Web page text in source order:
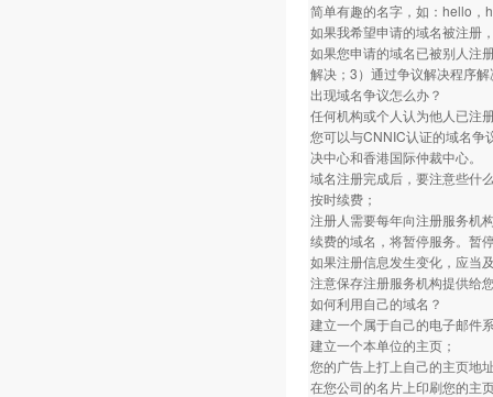
简单有趣的名字，如：hello
如果我希望申请的域名被注册
如果您申请的域名已被别人注
解决；3）通过争议解决程序解
出现域名争议怎么办？
任何机构或个人认为他人已注
您可以与CNNIC认证的域名争
决中心和香港国际仲裁中心。
域名注册完成后，要注意些什
按时续费；
注册人需要每年向注册服务机
续费的域名，将暂停服务。暂
如果注册信息发生变化，应当
注意保存注册服务机构提供给
如何利用自己的域名？
建立一个属于自己的电子邮件
建立一个本单位的主页；
您的广告上打上自己的主页地
在您公司的名片上印刷您的主